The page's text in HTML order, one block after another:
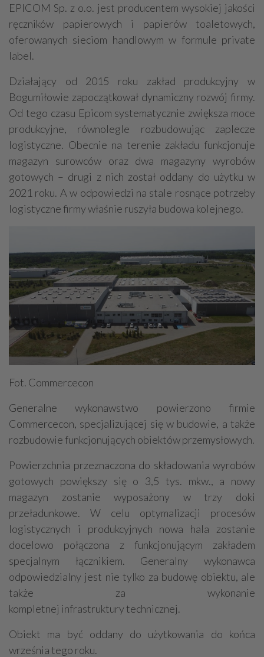
EPICOM Sp. z o.o. jest producentem wysokiej jakości
ręczników papierowych i papierów toaletowych,
oferowanych sieciom handlowym w formule private
label.
Działający od 2015 roku zakład produkcyjny w
Bogumiłowie zapoczątkował dynamiczny rozwój firmy.
Od tego czasu Epicom systematycznie zwiększa moce
produkcyjne, równolegle rozbudowując zaplecze
logistyczne. Obecnie na terenie zakładu funkcjonuje
magazyn surowców oraz dwa magazyny wyrobów
gotowych – drugi z nich został oddany do użytku w
2021 roku. A w odpowiedzi na stale rosnące potrzeby
logistyczne firmy właśnie ruszyła budowa kolejnego.
Fot. Commercecon
Generalne wykonawstwo powierzono firmie
Commercecon, specjalizującej się w budowie, a także
rozbudowie funkcjonujących obiektów przemysłowych.
Powierzchnia przeznaczona do składowania wyrobów
gotowych powiększy się o 3,5 tys. mkw., a nowy
magazyn zostanie wyposażony w trzy doki
przeładunkowe. W celu optymalizacji procesów
logistycznych i produkcyjnych nowa hala zostanie
docelowo połączona z funkcjonującym zakładem
specjalnym łącznikiem. Generalny wykonawca
odpowiedzialny jest nie tylko za budowę obiektu, ale
także za wykonanie
kompletnej infrastruktury technicznej.
Obiekt ma być oddany do użytkowania do końca
września tego roku.